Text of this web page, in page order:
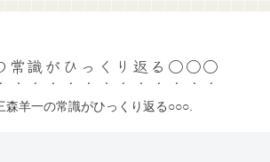
常識がひっくり返る○○○
羊一の常識がひっくり返る○○○.